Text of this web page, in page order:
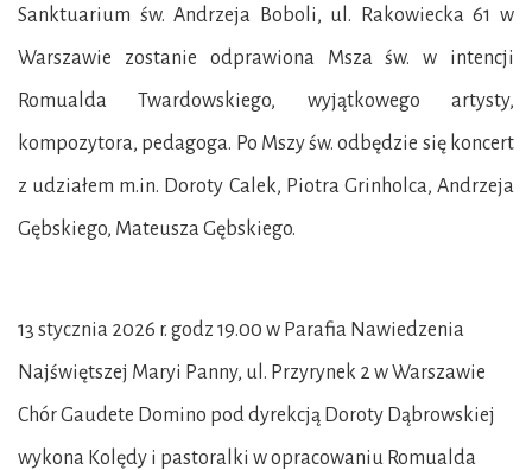
Sanktuarium św. Andrzeja Boboli, ul. Rakowiecka 61 w
Warszawie zostanie odprawiona Msza św. w intencji
Romualda Twardowskiego, wyjątkowego artysty,
kompozytora, pedagoga. Po Mszy św. odbędzie się koncert
z udziałem m.in. Doroty Calek, Piotra Grinholca, Andrzeja
Gębskiego, Mateusza Gębskiego.
13 stycznia 2026 r. godz 19.00 w Parafia Nawiedzenia
Najświętszej Maryi Panny, ul. Przyrynek 2 w Warszawie
Chór Gaudete Domino pod dyrekcją Doroty Dąbrowskiej
wykona Kolędy i pastoralki w opracowaniu Romualda